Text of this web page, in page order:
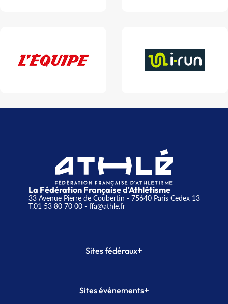
La Fédération Française d'Athlétisme
33 Avenue Pierre de Coubertin - 75640 Paris Cedex 13
T.01 53 80 70 00- ffa@athle.fr
Sites fédéraux+
Plateforme Formation
Sites événements+